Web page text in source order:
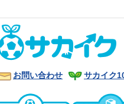
お問い合わせ サカイク